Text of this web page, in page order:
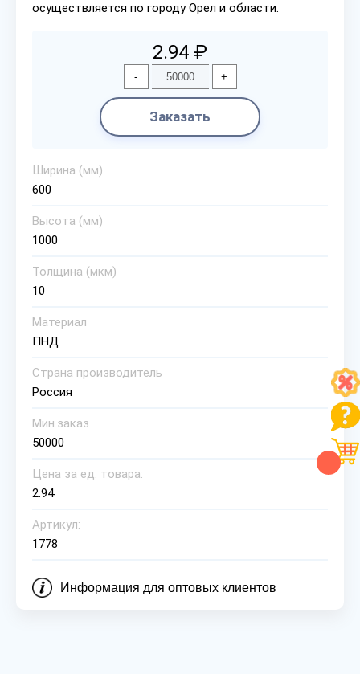
осуществляется по городу Орел и области.
2.94 ₽
- +
Заказать
Ширина (мм)
600
Высота (мм)
1000
Толщина (мкм)
10
Материал
ПНД
Страна производитель
Россия
Мин.заказ
50000
Цена за ед. товара:
2.94
Артикул:
1778
Информация для оптовых клиентов